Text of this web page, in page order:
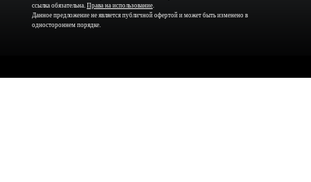
ссылка обязательна. Права на использование.
Данное предложение не является публичной офертой и может быть изменено в
одностороннем порядке.